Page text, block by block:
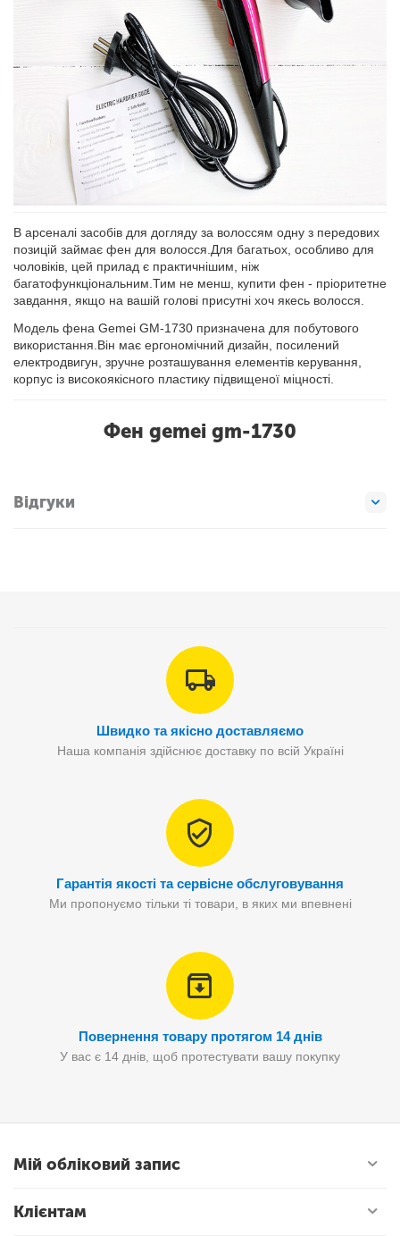
В арсеналі засобів для догляду за волоссям одну з передових
позицій займає фен для волосся.Для багатьох, особливо для
чоловіків, цей прилад є практичнішим, ніж
багатофункціональним.Тим не менш, купити фен - пріоритетне
завдання, якщо на вашій голові присутні хоч якесь волосся.
Модель фена Gemei GM-1730 призначена для побутового
використання.Він має ергономічний дизайн, посилений
електродвигун, зручне розташування елементів керування,
корпус із високоякісного пластику підвищеної міцності.
Фен gemei gm-1730
Відгуки
Швидко та якісно доставляємо
Наша компанія здійснює доставку по всій Україні
Гарантія якості та сервісне обслуговування
Ми пропонуємо тільки ті товари, в яких ми впевнені
Повернення товару протягом 14 днів
У вас є 14 днів, щоб протестувати вашу покупку
Мій обліковий запис
Клієнтам